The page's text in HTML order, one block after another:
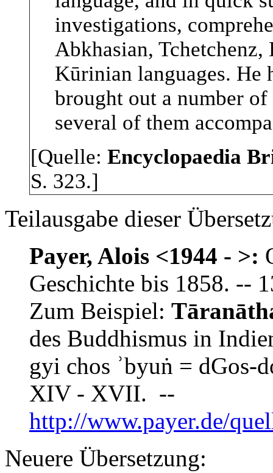
investigations,
Abkhasian,
Kūrinian languages. He
brought out a number
several of them
[Quelle: Encyclopaedia
S. 323.]
Teilausgabe dieser
Payer, Alois <1944 - >:
Geschichte bis 1858. --
Zum Beispiel:
des Buddhismus in
gyi chos ʾbyuṅ = dGos-
XIV - XVII. --
http://www.payer.de/
Neuere Übersetzung: